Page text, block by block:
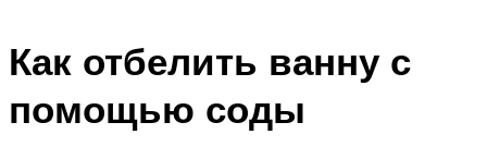
Как отбелить ванну с
помощью соды